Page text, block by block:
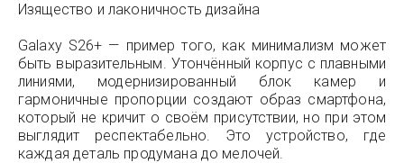
Изящество и лаконичность дизайна
Galaxy S26+ — пример того, как минимализм может
быть выразительным. Утончённый корпус с плавными
линиями, модернизированный блок камер и
гармоничные пропорции создают образ смартфона,
который не кричит о своём присутствии, но при этом
выглядит респектабельно. Это устройство, где
каждая деталь продумана до мелочей.